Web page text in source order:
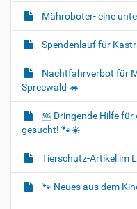
Mähroboter- eine
Spendenlauf für
Nachtfahrverbot für
Spreewald 🦔
🆘️ Dringende Hilfe
gesucht! 🐾☀️
Tierschutz-Artikel im
🐾 Neues aus dem